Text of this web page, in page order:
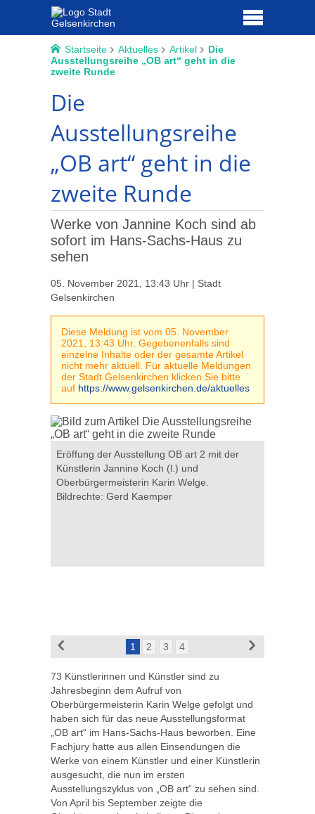
Startseite Aktuelles Artikel
Die
Ausstellungsreihe „OB art“ geht in die
zweite Runde
Die
Ausstellungsreihe
„OB art“ geht in die
zweite Runde
Werke von Jannine Koch sind ab
sofort im Hans-Sachs-Haus zu
sehen
05. November 2021, 13:43 Uhr | Stadt
Gelsenkirchen
Diese Meldung ist vom 05. November
2021, 13:43 Uhr. Gegebenenfalls sind
einzelne Inhalte oder der gesamte Artikel
nicht mehr aktuell. Für aktuelle Meldungen
der Stadt Gelsenkirchen klicken Sie bitte
auf https://www.gelsenkirchen.de/aktuelles
Eröffung der Ausstellung OB art 2 mit der
Künstlerin Jannine Koch (l.) und
Oberbürgermeisterin Karin Welge.
Bildrechte: Gerd Kaemper
1 2 3 4
73 Künstlerinnen und Künstler sind zu
Jahresbeginn dem Aufruf von
Oberbürgermeisterin Karin Welge gefolgt und
haben sich für das neue Ausstellungsformat
„OB art“ im Hans-Sachs-Haus beworben. Eine
Fachjury hatte aus allen Einsendungen die
Werke von einem Künstler und einer Künstlerin
ausgesucht, die nun im ersten
Ausstellungszyklus von „OB art“ zu sehen sind.
Von April bis September zeigte die